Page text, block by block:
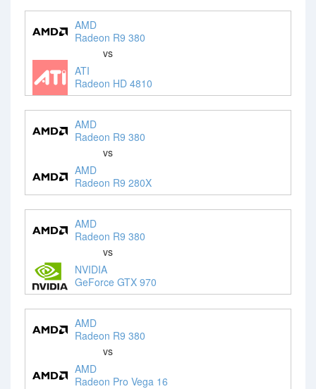
AMD
Radeon R9 380
vs
ATI
Radeon HD 4810
AMD
Radeon R9 380
vs
AMD
Radeon R9 280X
AMD
Radeon R9 380
vs
NVIDIA
GeForce GTX 970
AMD
Radeon R9 380
vs
AMD
Radeon Pro Vega 16